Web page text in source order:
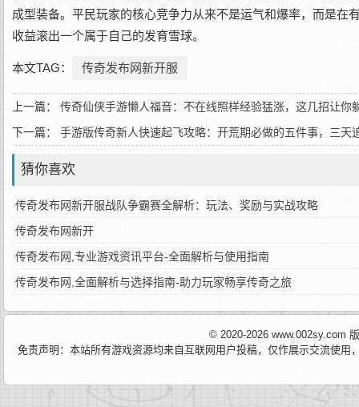
成型装备。平民玩家的核心竞争力从来不是运气和爆率，而是
收益滚出一个属于自己的发育雪球。
本文TAG： 传奇发布网新开服
上一篇： 传奇仙侠手游懒人福音：不在线照样经验猛涨，这几招让你
下一篇： 手游版传奇新人快速起飞攻略：开荒期必做的五件事，三天
猜你喜欢
传奇发布网新开服战队争霸赛全解析：玩法、奖励与实战攻略
传奇发布网新开
传奇发布网,专业游戏资讯平台-全面解析与使用指南
传奇发布网,全面解析与选择指南-助力玩家畅享传奇之旅
© 2020-2026 www.002sy.com
免责声明：本站所有游戏资源均来自互联网用户投稿，仅作展示交流使